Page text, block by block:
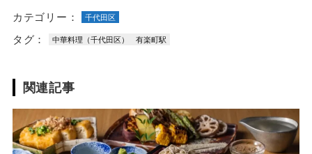
カテゴリー： 千代田区
タグ： 中華料理（千代田区） 有楽町駅
関連記事